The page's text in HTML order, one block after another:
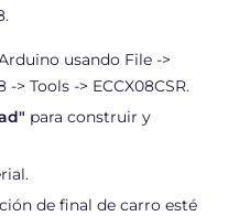
usando File ->
> Tools -> ECCX08CSR.
para construir y
de final de carro esté